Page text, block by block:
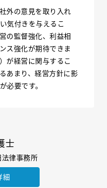
外の意見を取り入れ
気付きを与えるこ
の監督強化、利益相
ス強化が期待できま
が経営に関与するこ
あまり、経営方針に影
必要です。
士
律事務所
細